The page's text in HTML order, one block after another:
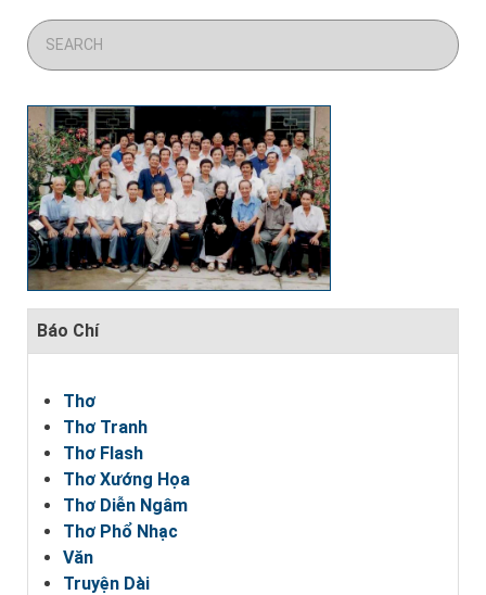
Báo Chí
Thơ
Thơ Tranh
Thơ Flash
Thơ Xướng Họa
Thơ Diễn Ngâm
Thơ Phổ Nhạc
Văn
Truyện Dài